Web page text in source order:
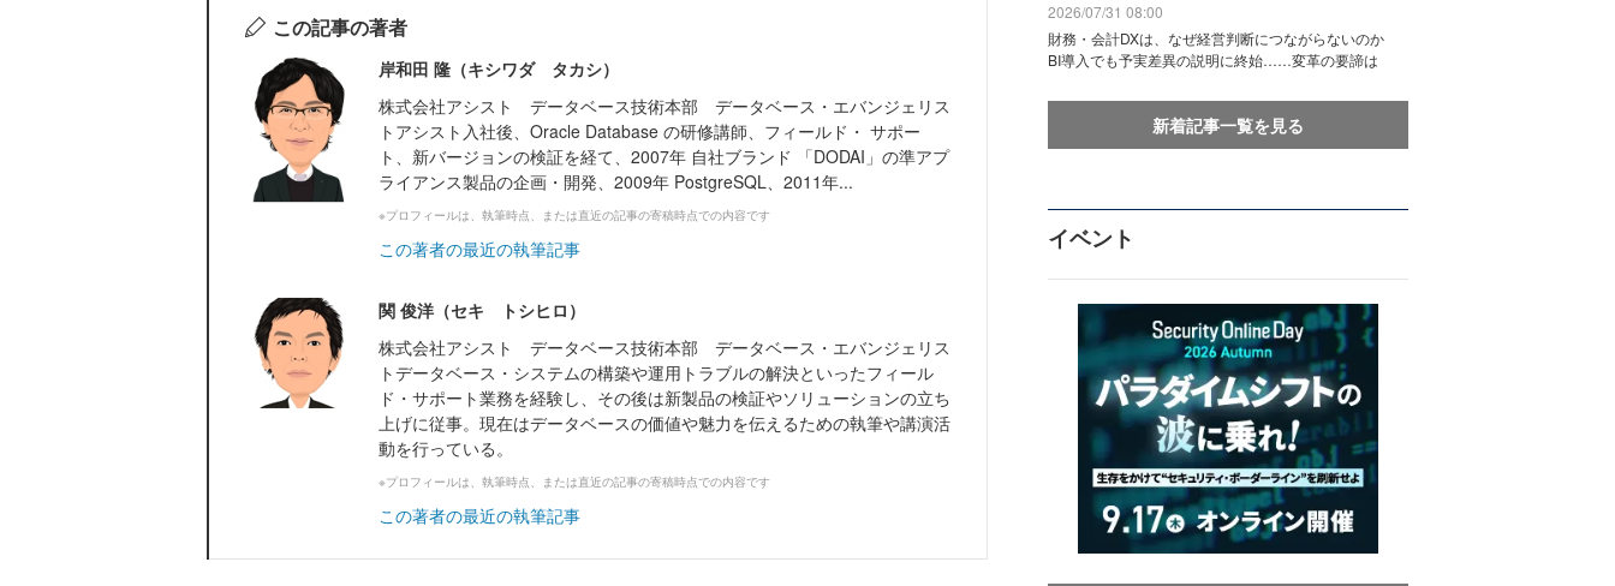
この記事の著者
岸和田 隆（キシワダ タカシ）
株式会社アシスト データベース技術本部 データベース・エバンジェリス
トアシスト入社後、Oracle Database の研修講師、フィールド・ サポー
ト、新バージョンの検証を経て、2007年 自社ブランド 「DODAI」の準アプ
ライアンス製品の企画・開発、2009年 PostgreSQL、2011年...
※プロフィールは、執筆時点、または直近の記事の寄稿時点での内容です
この著者の最近の執筆記事
関 俊洋（セキ トシヒロ）
株式会社アシスト データベース技術本部 データベース・エバンジェリス
トデータベース・システムの構築や運用トラブルの解決といったフィール
ド・サポート業務を経験し、その後は新製品の検証やソリューションの立ち
上げに従事。現在はデータベースの価値や魅力を伝えるための執筆や講演活
動を行っている。
※プロフィールは、執筆時点、または直近の記事の寄稿時点での内容です
この著者の最近の執筆記事
2026/07/31 08:00
財務・会計DXは、なぜ経営判断につながらないのか
BI導入でも予実差異の説明に終始……変革の要諦は
新着記事一覧を見る
イベント